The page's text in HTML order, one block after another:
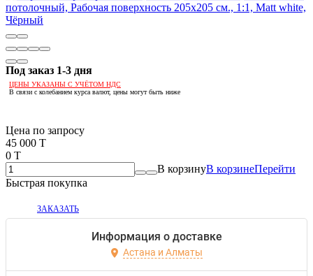
Под заказ 1-3 дня
ЦЕНЫ УКАЗАНЫ С УЧЁТОМ НДС
В связи с колебанием курса валют, цены могут быть ниже
Цена по запросу
45 000 T
0 T
В корзинуВ корзинеПерейти
Быстрая покупка
ЗАКАЗАТЬ
Информация о доставке
Астана и Алматы